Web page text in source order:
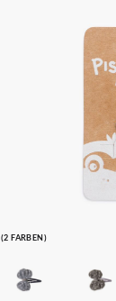
(2 FARBEN)